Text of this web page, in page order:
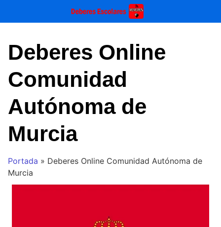
Deberes Online
Comunidad
Autónoma de
Murcia
Portada » Deberes Online Comunidad Autónoma de
Murcia